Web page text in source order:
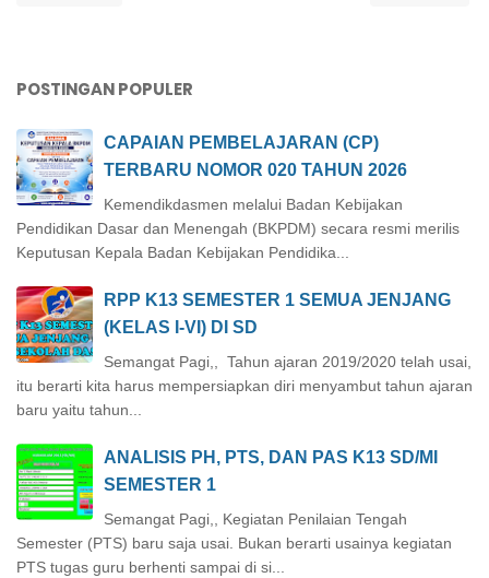
POSTINGAN POPULER
CAPAIAN PEMBELAJARAN (CP)
TERBARU NOMOR 020 TAHUN 2026
Kemendikdasmen melalui Badan Kebijakan
Pendidikan Dasar dan Menengah (BKPDM) secara resmi merilis
Keputusan Kepala Badan Kebijakan Pendidika...
RPP K13 SEMESTER 1 SEMUA JENJANG
(KELAS I-VI) DI SD
Semangat Pagi,, Tahun ajaran 2019/2020 telah usai,
itu berarti kita harus mempersiapkan diri menyambut tahun ajaran
baru yaitu tahun...
ANALISIS PH, PTS, DAN PAS K13 SD/MI
SEMESTER 1
Semangat Pagi,, Kegiatan Penilaian Tengah
Semester (PTS) baru saja usai. Bukan berarti usainya kegiatan
PTS tugas guru berhenti sampai di si...